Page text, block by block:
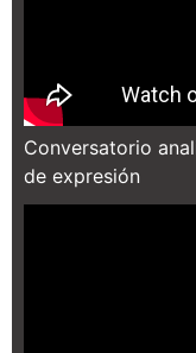
Conversatorio
de expresión